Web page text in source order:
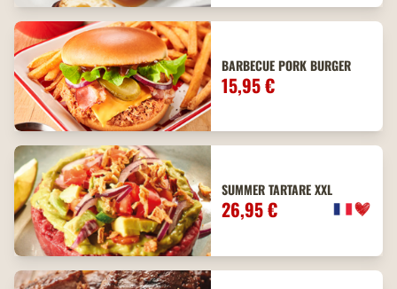
BARBECUE PORK BURGER
15,95 €
SUMMER TARTARE XXL
26,95 €